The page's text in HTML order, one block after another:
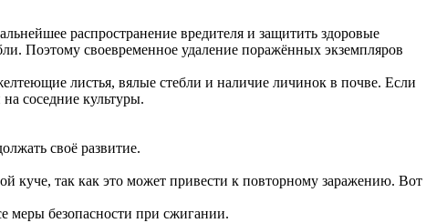
распространение вредителя и защитить здоровые
Поэтому своевременное удаление поражённых экземпляров
листья, вялые стебли и наличие личинок в почве. Если
соседние культуры.
своё развитие.
куче, так как это может привести к повторному заражению. Вот
меры безопасности при сжигании.